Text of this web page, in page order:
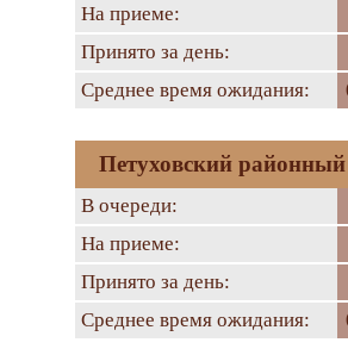
На приеме:
Принято за день:
Среднее время ожидания:
Петуховский районный
В очереди:
На приеме:
Принято за день:
Среднее время ожидания: